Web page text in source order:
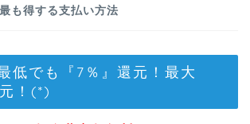
も得する支払い方法
低でも『7％』還元！最大
！(*)